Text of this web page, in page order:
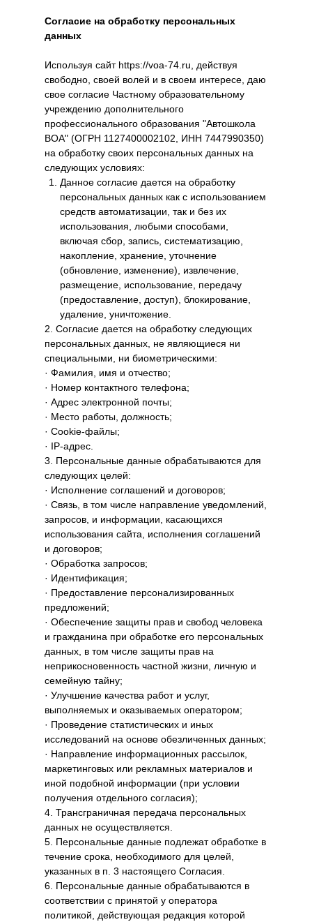
Согласие на обработку персональных
данных
Используя сайт https://voa-74.ru, действуя
свободно, своей волей и в своем интересе, даю
свое согласие Частному образовательному
учреждению дополнительного
профессионального образования "Автошкола
ВОА" (ОГРН 1127400002102, ИНН 7447990350)
на обработку своих персональных данных на
следующих условиях:
Данное согласие дается на обработку
персональных данных как с использованием
средств автоматизации, так и без их
использования, любыми способами,
включая сбор, запись, систематизацию,
накопление, хранение, уточнение
(обновление, изменение), извлечение,
размещение, использование, передачу
(предоставление, доступ), блокирование,
удаление, уничтожение.
2. Согласие дается на обработку следующих
персональных данных, не являющиеся ни
специальными, ни биометрическими:
· Фамилия, имя и отчество;
· Номер контактного телефона;
· Адрес электронной почты;
· Место работы, должность;
· Cookie-файлы;
· IP-адрес.
3. Персональные данные обрабатываются для
следующих целей:
· Исполнение соглашений и договоров;
· Связь, в том числе направление уведомлений,
запросов, и информации, касающихся
использования сайта, исполнения соглашений
и договоров;
· Обработка запросов;
· Идентификация;
· Предоставление персонализированных
предложений;
· Обеспечение защиты прав и свобод человека
и гражданина при обработке его персональных
данных, в том числе защиты прав на
неприкосновенность частной жизни, личную и
семейную тайну;
· Улучшение качества работ и услуг,
выполняемых и оказываемых оператором;
· Проведение статистических и иных
исследований на основе обезличенных данных;
· Направление информационных рассылок,
маркетинговых или рекламных материалов и
иной подобной информации (при условии
получения отдельного согласия);
4. Трансграничная передача персональных
данных не осуществляется.
5. Персональные данные подлежат обработке в
течение срока, необходимого для целей,
указанных в п. 3 настоящего Согласия.
6. Персональные данные обрабатываются в
соответствии с принятой у оператора
политикой, действующая редакция которой